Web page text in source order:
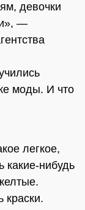
девочки
―
моды. И что
легкое,
нибудь
краски.